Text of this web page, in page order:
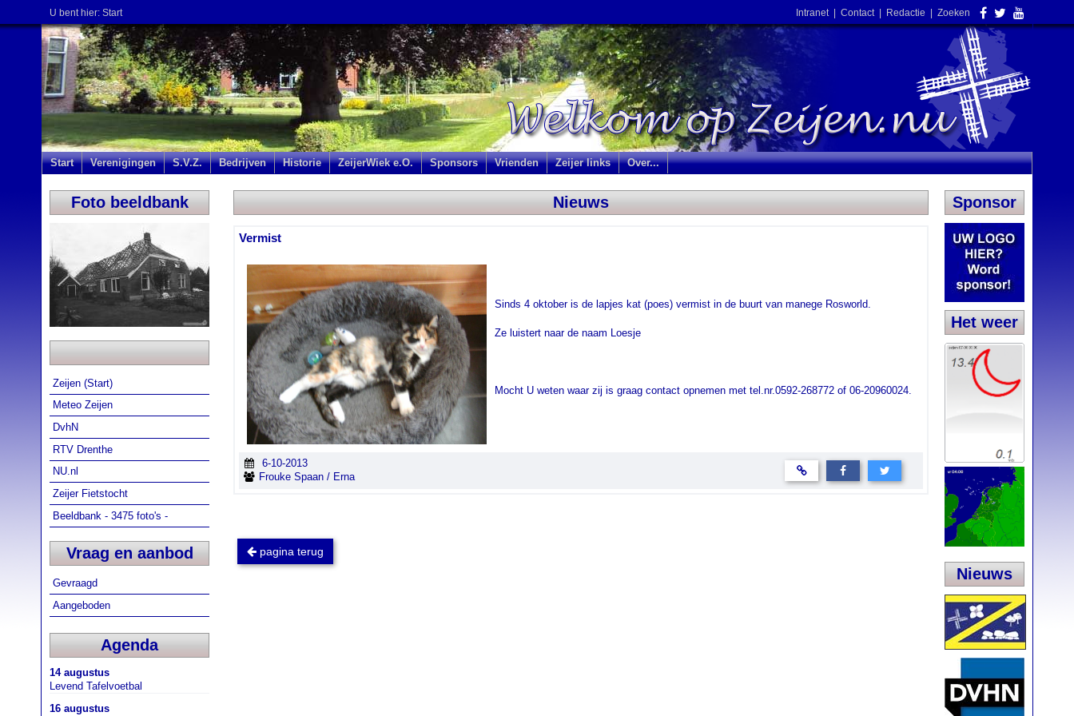
U bent hier: Start Intranet| Contact| Redactie Zoeken
Start Verenigingen S.V.Z. Bedrijven Historie ZeijerWiek e.O. Sponsors Vrienden Zeijer links Over...
Foto beeldbank
Zeijen (Start)
Meteo Zeijen
DvhN
RTV Drenthe
NU.nl
Zeijer Fietstocht
Beeldbank - 3475 foto's -
Vraag en aanbod
Gevraagd
Aangeboden
Agenda
14 augustus
Levend Tafelvoetbal
16 augustus
Sponsor
Het weer
Nieuws
Nieuws
Vermist
Sinds 4 oktober is de lapjes kat (poes) vermist in de buurt van manege Rosworld.
Ze luistert naar de naam Loesje
Mocht U weten waar zij is graag contact opnemen met tel.nr.0592-268772 of 06-20960024.
6-10-2013
Frouke Spaan / Erna
pagina terug